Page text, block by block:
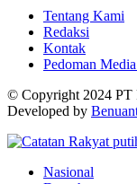
Tentang Kami
Redaksi
Kontak
Pedoman
© Copyright 2024 PT
Developed by
Nasional